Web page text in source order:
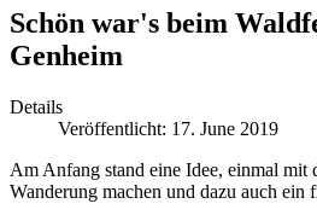
Schön war's beim
Genheim
Details
Veröffentlicht: 17. June 2019
Am Anfang stand eine Idee, einmal mit
Wanderung machen und dazu auch ein